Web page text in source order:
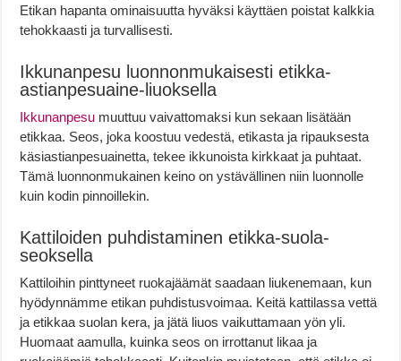
Etikan hapanta ominaisuutta hyväksi käyttäen poistat kalkkia
tehokkaasti ja turvallisesti.
Ikkunanpesu luonnonmukaisesti etikka-
astianpesuaine-liuoksella
Ikkunanpesu muuttuu vaivattomaksi kun sekaan lisätään
etikkaa. Seos, joka koostuu vedestä, etikasta ja ripauksesta
käsiastianpesuainetta, tekee ikkunoista kirkkaat ja puhtaat.
Tämä luonnonmukainen keino on ystävällinen niin luonnolle
kuin kodin pinnoillekin.
Kattiloiden puhdistaminen etikka-suola-
seoksella
Kattiloihin pinttyneet ruokajäämät saadaan liukenemaan, kun
hyödynnämme etikan puhdistusvoimaa. Keitä kattilassa vettä
ja etikkaa suolan kera, ja jätä liuos vaikuttamaan yön yli.
Huomaat aamulla, kuinka seos on irrottanut likaa ja